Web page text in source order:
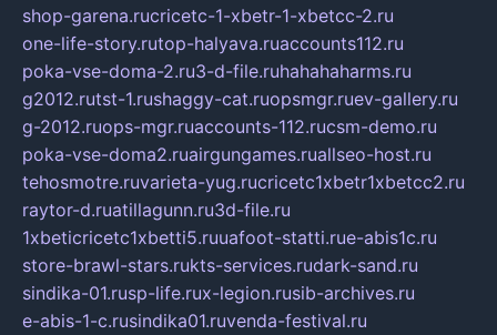
shop-garena.rucricetc-1-xbetr-1-xbetcc-2.ru
one-life-story.rutop-halyava.ruaccounts112.ru
poka-vse-doma-2.ru3-d-file.ruhahahaharms.ru
g2012.rutst-1.rushaggy-cat.ruopsmgr.ruev-gallery.ru
g-2012.ruops-mgr.ruaccounts-112.rucsm-demo.ru
poka-vse-doma2.ruairgungames.ruallseo-host.ru
tehosmotre.ruvarieta-yug.rucricetc1xbetr1xbetcc2.ru
raytor-d.ruatillagunn.ru3d-file.ru
1xbeticricetc1xbetti5.ruuafoot-statti.rue-abis1c.ru
store-brawl-stars.rukts-services.rudark-sand.ru
sindika-01.rusp-life.rux-legion.rusib-archives.ru
e-abis-1-c.rusindika01.ruvenda-festival.ru